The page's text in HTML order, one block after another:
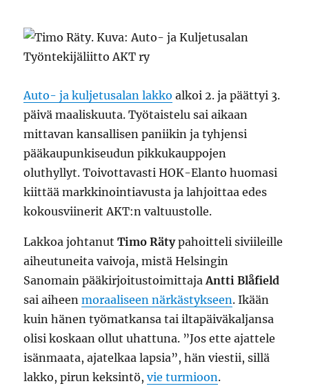
Auto- ja kuljetusalan lakko alkoi 2. ja päättyi 3.
päivä maaliskuuta. Työtaistelu sai aikaan
mittavan kansallisen paniikin ja tyhjensi
pääkaupunkiseudun pikkukauppojen
oluthyllyt. Toivottavasti HOK-Elanto huomasi
kiittää markkinointiavusta ja lahjoittaa edes
kokousviinerit AKT:n valtuustolle.
Lakkoa johtanutTimo Rätypahoitteli siviileille
aiheutuneita vaivoja, mistä Helsingin
Sanomain pääkirjoitustoimittajaAntti Blåfield
sai aiheenmoraaliseen närkästykseen. Ikään
kuin hänen työmatkansa tai iltapäiväkaljansa
olisi koskaan ollut uhattuna. ”Jos ette ajattele
isänmaata, ajatelkaa lapsia”, hän viestii, sillä
lakko, pirun keksintö,vie turmioon.